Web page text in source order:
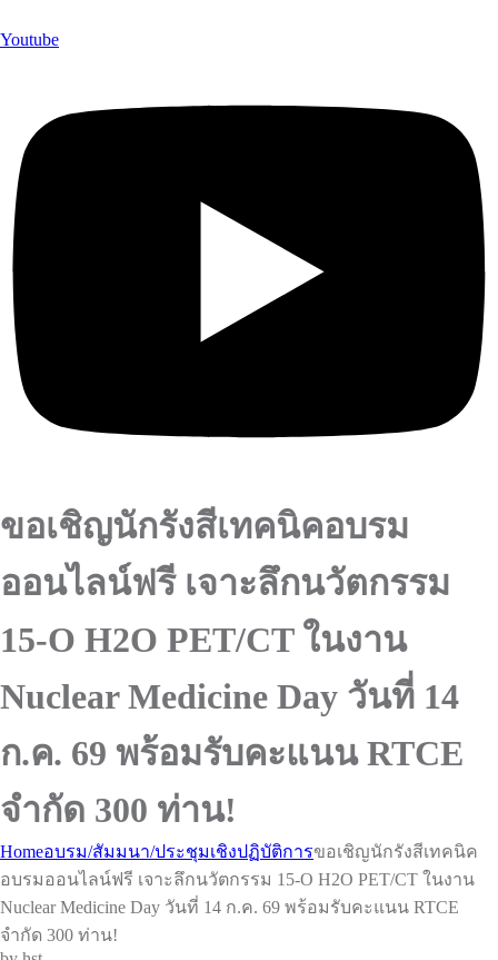
Youtube
ขอเชิญนักรังสีเทคนิคอบรม
ออนไลน์ฟรี เจาะลึกนวัตกรรม
15-O H2O PET/CT ในงาน
Nuclear Medicine Day วันที่ 14
ก.ค. 69 พร้อมรับคะแนน RTCE
จำกัด 300 ท่าน!
Homeอบรม/สัมมนา/ประชุมเชิงปฏิบัติการขอเชิญนักรังสีเทคนิค
อบรมออนไลน์ฟรี เจาะลึกนวัตกรรม 15-O H2O PET/CT ในงาน
Nuclear Medicine Day วันที่ 14 ก.ค. 69 พร้อมรับคะแนน RTCE
จำกัด 300 ท่าน!